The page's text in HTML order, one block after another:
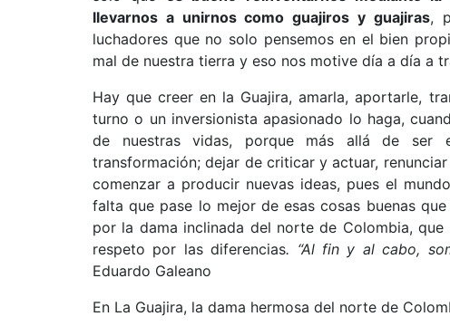
llevarnos a unirnos como guajiros y guajiras,
luchadores que no solo pensemos en el bien
mal de nuestra tierra y eso nos motive día a día a
Hay que creer en la Guajira, amarla, aportarle,
turno o un inversionista apasionado lo haga,
de nuestras vidas, porque más allá de ser
transformación; dejar de criticar y actuar,
comenzar a producir nuevas ideas, pues el
falta que pase lo mejor de esas cosas buenas
por la dama inclinada del norte de Colombia,
respeto por las diferencias. “Al fin y al cabo,
Eduardo Galeano
En La Guajira, la dama hermosa del norte de